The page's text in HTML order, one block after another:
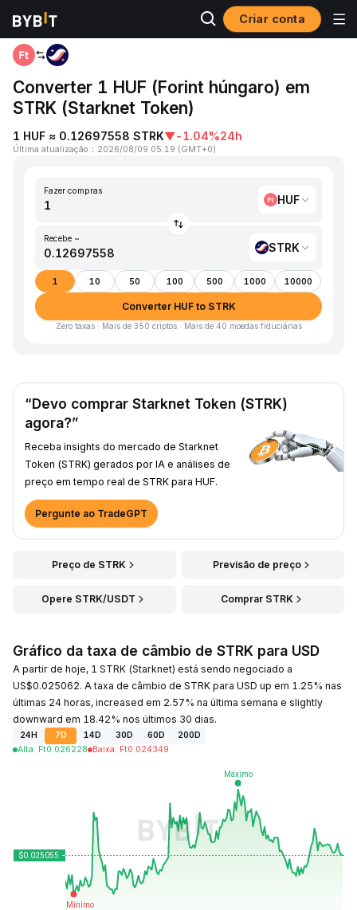
Criar conta
Página inicial
Converter 1 HUF (Forint húngaro) em
STRK (Starknet Token)
1 HUF ≈ 0.12697558 STRK▼-1.04%24h
Última atualização ： 2026/08/09 05:19 (GMT+0)
Fazer compras
HUF
Recebe ~
STRK
1 10 50 100 500 1000 10000
Converter HUF to STRK
Zero taxas · Mais de 350 criptos · Mais de 40 moedas fiduciárias
“Devo comprar Starknet Token (STRK)
agora?”
Receba insights do mercado de Starknet
Token (STRK) gerados por IA e análises de
preço em tempo real de STRK para HUF.
Pergunte ao TradeGPT
Preço de STRK Previsão de preço
Opere STRK/USDT Comprar STRK
Gráfico da taxa de câmbio de STRK para USD
A partir de hoje, 1 STRK (Starknet) está sendo negociado a
US$0.025062. A taxa de câmbio de STRK para USD up em 1.25% nas
últimas 24 horas, increased em 2.57% na última semana e slightly
downward em 18.42% nos últimos 30 dias.
24H 7D 14D 30D 60D
200D
Alta: Ft0.026228 Baixa: Ft0.024349
Última atualização: 2026-08-09, 05:19 GMT+0